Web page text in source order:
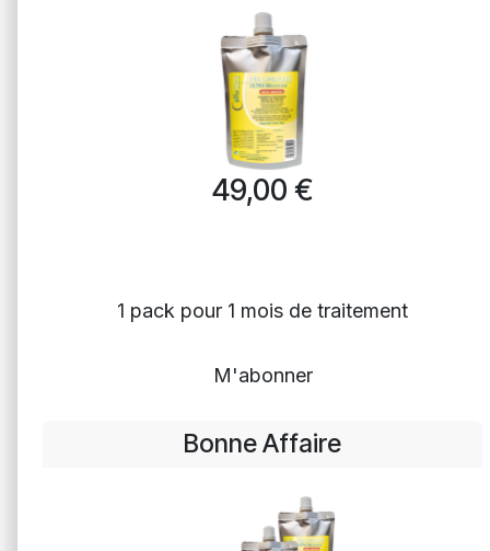
49,00 €
1 pack pour 1 mois de traitement
M'abonner
Bonne Affaire